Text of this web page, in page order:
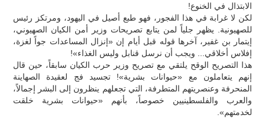
الابتذال في الخنوع!
لكن لا غرابة في هذا الفجور، فهو طبع أصيل في اليهود، ومرتكز رئيس
للصهيونية. يظهر جلياً لمن يتابع تصريحات وزير أمن الكيان الصهيوني،
إيتمار بن غفير، آخرها قوله قبل أيام إن «إنزال المساعدات جواً لغزة،
إفلاس أخلاقي... ويجب أن نرسل قنابل وليس الغذاء»!
هذا التصريح الوقح يلتقي مع تصريح وزير حرب الكيان سابقاً، حين قال
إنهم يتعاملون مع «حيوانات بشرية»! تجسيد فج لعقيدة الصهاينة
المنحرفة وعنصريتهم المتطرفة، التي تجعلهم ينظرون إلى البشر إجمالاً،
والعرب والفلسطينيين خصوصاً، بأنهم «حيوانات بشرية خلقت
لخدمتهم».